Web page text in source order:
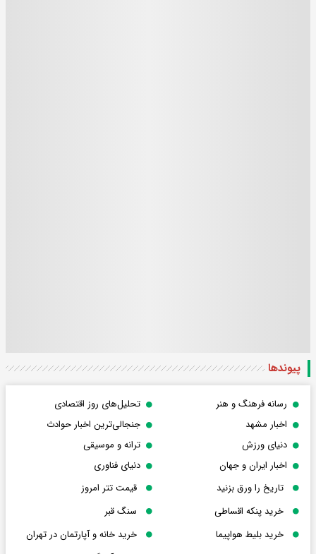
پیوندها
رسانه فرهنگ و هنر
تحلیل‌های روز اقتصادی
اخبار مشهد
جنجالی‌ترین اخبار حوادث
دنیای ورزش
ترانه و موسیقی
اخبار ایران و جهان
دنیای فناوری
تاریخ را ورق بزنید
قیمت تتر امروز
خرید پنکه اقساطی
سنگ قبر
خرید بلیط هواپیما
خرید خانه و آپارتمان در تهران